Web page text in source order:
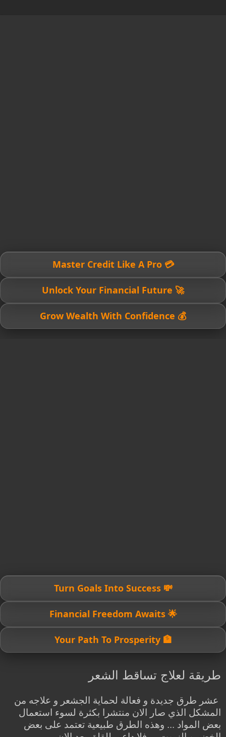
💳 Master Credit Like A Pro
🚀 Unlock Your Financial Future
💰 Grow Wealth With Confidence
💸 Turn Goals Into Success
🌟 Financial Freedom Awaits
🏦 Your Path To Prosperity
طريقة لعلاج تساقط الشعر
عشر طرق جديدة و فعالة لحماية الجشعر و علاجه من
المشكل الذي صار الان منتشرا بكثرة لسوء استعمال
بعض المواد ... وهذه الطرق طبيعية تعتمد على بعض